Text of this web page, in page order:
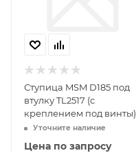
Ступица MSM D185 под
втулку TL2517 (с
креплением под винты)
Уточните наличие
Цена по запросу